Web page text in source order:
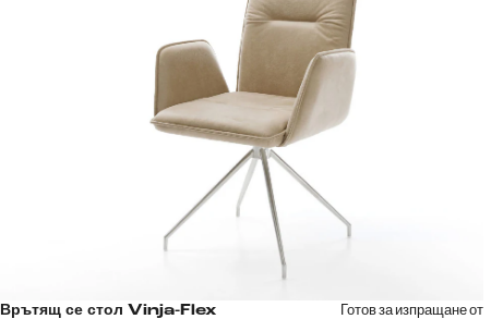
Врътящ се стол Vinja-Flex
Готов за изпращане от